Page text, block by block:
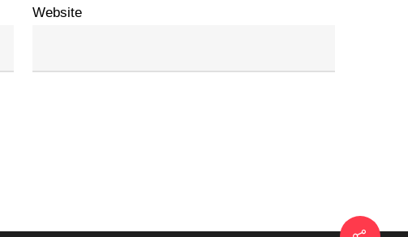
Website